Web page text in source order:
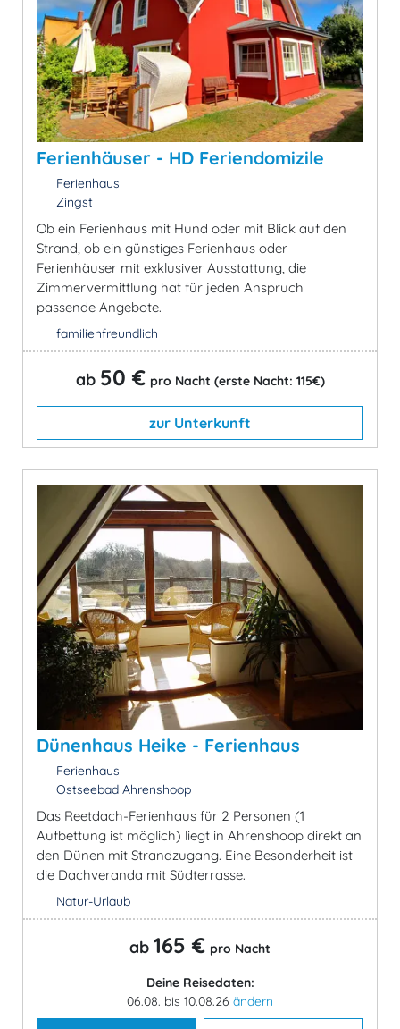
Ferienhäuser - HD Feriendomizile
Ferienhaus
Zingst
Ob ein Ferienhaus mit Hund oder mit Blick auf den
Strand, ob ein günstiges Ferienhaus oder
Ferienhäuser mit exklusiver Ausstattung, die
Zimmervermittlung hat für jeden Anspruch
passende Angebote.
familienfreundlich
ab 50 € pro Nacht (erste Nacht: 115€)
zur Unterkunft
Dünenhaus Heike - Ferienhaus
Ferienhaus
Ostseebad Ahrenshoop
Das Reetdach-Ferienhaus für 2 Personen (1
Aufbettung ist möglich) liegt in Ahrenshoop direkt an
den Dünen mit Strandzugang. Eine Besonderheit ist
die Dachveranda mit Südterrasse.
Natur-Urlaub
ab 165 € pro Nacht
Deine Reisedaten:
06.08. bis 10.08.26 ändern